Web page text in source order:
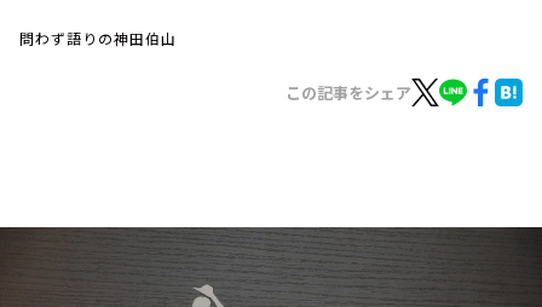
イベント・グッズ
YouTube
会社情報
問わず語りの神田伯山
この記事をシェア